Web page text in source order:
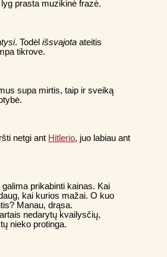
prasta muzikinė frazė.
. Todėl išsvajota ateitis
tikrove.
supa mirtis, taip ir sveiką
netgi ant Hitlerio, juo labiau ant
galima prikabinti kainas. Kai
kai kurios mažai. O kuo
Manau, drąsa.
nedarytų kvailysčių,
nieko protinga.